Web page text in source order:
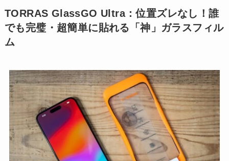
TORRAS GlassGO Ultra：位置ズレなし！誰
でも完璧・超簡単に貼れる「神」ガラスフィル
ム